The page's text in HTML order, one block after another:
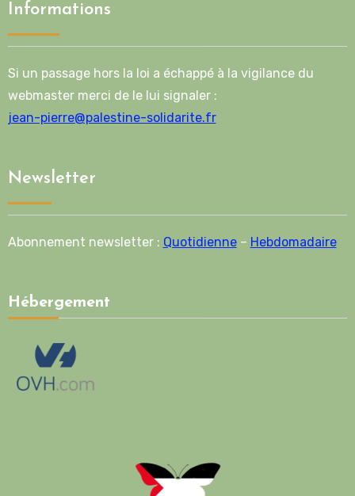
Informations
Si un passage hors la loi a échappé à la vigilance du
webmaster merci de le lui signaler :
jean-pierre@palestine-solidarite.fr
Newsletter
Abonnement newsletter : Quotidienne– Hebdomadaire
Hébergement